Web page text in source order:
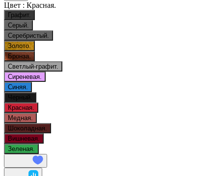
Цвет : Красная.
Графит.
Серый.
Серебристый.
Золото.
Бронза.
Светлый-графит.
Сиреневая.
Синяя.
Черный.
Красная.
Медная.
Шоколадная.
Вишневая.
Зеленая.